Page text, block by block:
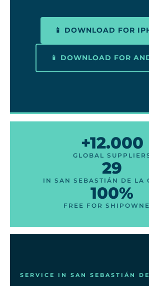
📱 DOWNLOAD FOR
📱 DOWNLOAD FOR
+12.000
GLOBAL
29
IN SAN SEBASTIÁN DE LA
100%
FREE FOR
SERVICE IN SAN SEBASTIÁN